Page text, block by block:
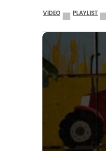
VIDEO PLAYLIST